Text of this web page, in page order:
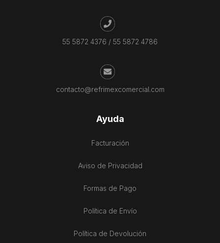
55 5872 4376 / 55 5872 4786
contacto@refrimexcomercial.com
Ayuda
Facturación
Aviso de Privacidad
Formas de Pago
Política de Envío
Política de Devolución